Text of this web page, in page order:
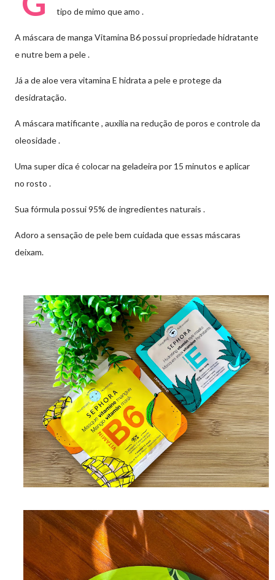
tipo de mimo que amo .
A máscara de manga Vitamina B6 possui propriedade hidratante
e nutre bem a pele .
Já a de aloe vera vitamina E hidrata a pele e protege da
desidratação.
A máscara matificante , auxilia na redução de poros e controle da
oleosidade .
Uma super dica é colocar na geladeira por 15 minutos e aplicar
no rosto .
Sua fórmula possui 95% de ingredientes naturais .
Adoro a sensação de pele bem cuidada que essas máscaras
deixam.